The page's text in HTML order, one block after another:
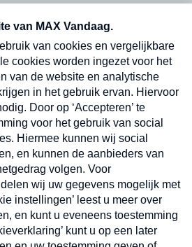
abonnement op onze
en dinsdagochtend in
Verzend
abonnement op onze